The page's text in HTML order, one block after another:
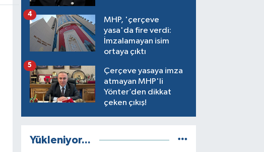
MHP, 'çerçeve
yasa'da fire verdi:
İmzalamayan isim
ortaya çıktı
4
Çerçeve yasaya imza
atmayan MHP'li
Yönter’den dikkat
çeken çıkış!
5
Yükleniyor...